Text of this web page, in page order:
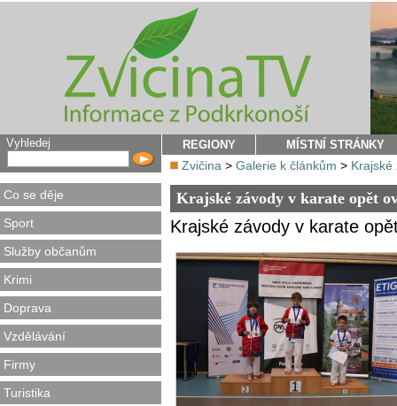
Vyhledej
Co se děje
Sport
Služby občanům
Krimi
Doprava
Vzdělávání
Firmy
Turistika
REGIONY MÍSTNÍ STRÁNKY
Zvičina > Galerie k článkům > Krajské
Krajské závody v karate opět
Krajské závody v karate